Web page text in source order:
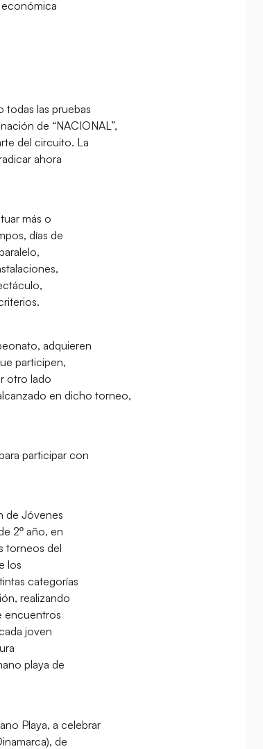
todas las pruebas
de “NACIONAL”,
del circuito. La
ahora
más o
días de
adquieren
participen,
otro lado
en dicho torneo,
participar con
de Jóvenes
2º año, en
torneos del
los
categorías
realizando
encuentros
joven
playa de
Playa, a celebrar
de